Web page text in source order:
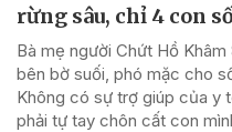
rừng sâu, chỉ 4 con
Bà mẹ người Chứt Hồ
bên bờ suối, phó mặc cho
Không có sự trợ giúp của y
phải tự tay chôn cất con